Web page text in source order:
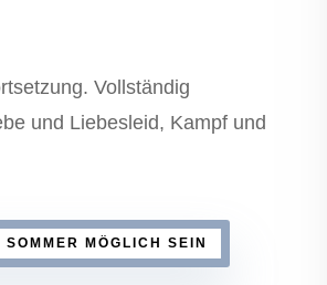
Vollständig
und Liebesleid, Kampf und
MÖGLICH SEIN